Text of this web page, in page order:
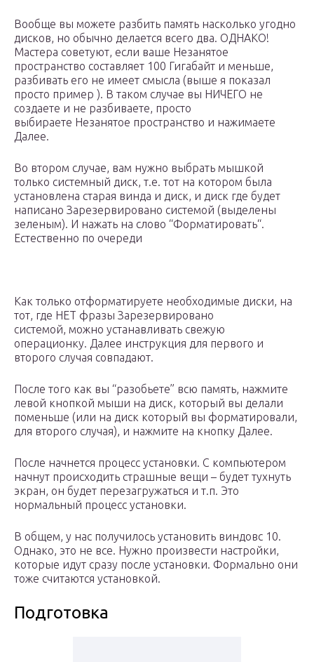
Вообще вы можете разбить память насколько угодно
дисков, но обычно делается всего два. ОДНАКО!
Мастера советуют, если ваше Незанятое
пространство составляет 100 Гигабайт и меньше,
разбивать его не имеет смысла (выше я показал
просто пример ). В таком случае вы НИЧЕГО не
создаете и не разбиваете, просто
выбираете Незанятое пространство и нажимаете
Далее.
Во втором случае, вам нужно выбрать мышкой
только системный диск, т.е. тот на котором была
установлена старая винда и диск, и диск где будет
написано Зарезервировано системой (выделены
зеленым). И нажать на слово “Форматировать“.
Естественно по очереди
Как только отформатируете необходимые диски, на
тот, где НЕТ фразы Зарезервировано
системой, можно устанавливать свежую
операционку. Далее инструкция для первого и
второго случая совпадают.
После того как вы “разобьете” всю память, нажмите
левой кнопкой мыши на диск, который вы делали
поменьше (или на диск который вы форматировали,
для второго случая), и нажмите на кнопку Далее.
После начнется процесс установки. С компьютером
начнут происходить страшные вещи – будет тухнуть
экран, он будет перезагружаться и т.п. Это
нормальный процесс установки.
В общем, у нас получилось установить виндовс 10.
Однако, это не все. Нужно произвести настройки,
которые идут сразу после установки. Формально они
тоже считаются установкой.
Подготовка